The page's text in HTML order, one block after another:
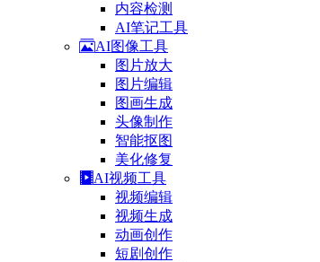
内容检测
AI笔记工具
AI图像工具
图片放大
图片编辑
图画生成
头像制作
智能抠图
美化修复
AI视频工具
视频编辑
视频生成
动画创作
短剧创作